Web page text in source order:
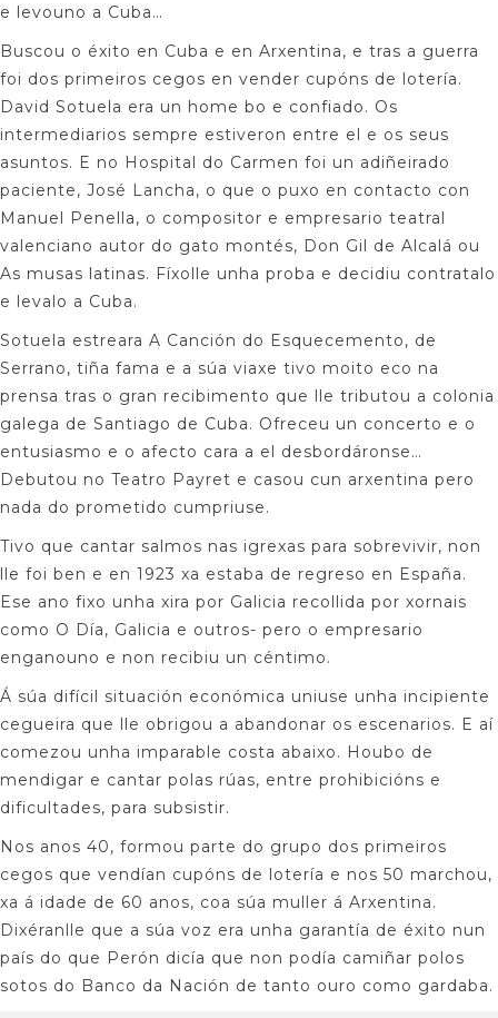
e levouno a Cuba…
Buscou o éxito en Cuba e en Arxentina, e tras a guerra
foi dos primeiros cegos en vender cupóns de lotería.
David Sotuela era un home bo e confiado. Os
intermediarios sempre estiveron entre el e os seus
asuntos. E no Hospital do Carmen foi un adiñeirado
paciente, José Lancha, o que o puxo en contacto con
Manuel Penella, o compositor e empresario teatral
valenciano autor do gato montés, Don Gil de Alcalá ou
As musas latinas. Fíxolle unha proba e decidiu contratalo
e levalo a Cuba.
Sotuela estreara A Canción do Esquecemento, de
Serrano, tiña fama e a súa viaxe tivo moito eco na
prensa tras o gran recibimento que lle tributou a colonia
galega de Santiago de Cuba. Ofreceu un concerto e o
entusiasmo e o afecto cara a el desbordáronse…
Debutou no Teatro Payret e casou cun arxentina pero
nada do prometido cumpriuse.
Tivo que cantar salmos nas igrexas para sobrevivir, non
lle foi ben e en 1923 xa estaba de regreso en España.
Ese ano fixo unha xira por Galicia recollida por xornais
como O Día, Galicia e outros- pero o empresario
enganouno e non recibiu un céntimo.
Á súa difícil situación económica uniuse unha incipiente
cegueira que lle obrigou a abandonar os escenarios. E aí
comezou unha imparable costa abaixo. Houbo de
mendigar e cantar polas rúas, entre prohibicións e
dificultades, para subsistir.
Nos anos 40, formou parte do grupo dos primeiros
cegos que vendían cupóns de lotería e nos 50 marchou,
xa á idade de 60 anos, coa súa muller á Arxentina.
Dixéranlle que a súa voz era unha garantía de éxito nun
país do que Perón dicía que non podía camiñar polos
sotos do Banco da Nación de tanto ouro como gardaba.